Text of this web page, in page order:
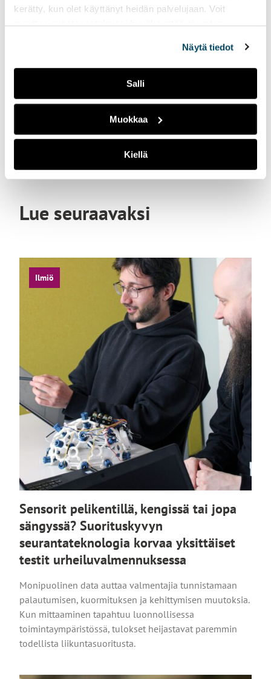
kerätty, kun olet käyttänyt heidän palvelujaan. Voit
muuttaa evästeasetuksiesi hyväksyntää sivuston
Näytä tiedot
Salli
Muokkaa
Kiellä
Kognitiiviset teknologiat -tutkimusryhmä
Lue seuraavaksi
Ilmiö
Sensorit pelikentillä, kengissä tai jopa
sängyssä? Suorituskyvyn
seurantateknologia korvaa yksittäiset
testit urheiluvalmennuksessa
Monipuolinen data auttaa valmentajia tunnistamaan
palautumisen, kuormituksen ja kehittymisen muutoksia.
Kun mittaaminen tapahtuu luonnollisessa
toimintaympäristössä, tulokset heijastavat paremmin
todellista liikuntasuoritusta.